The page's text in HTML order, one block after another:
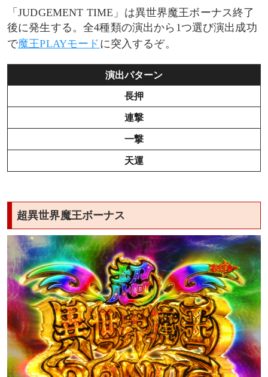
「JUDGEMENT TIME」は異世界魔王ボーナス終了
後に発生する。全4種類の演出から1つ選び演出成功
で魔王PLAYモード に突入するぞ。
演出パターン
長押
連撃
一撃
天運
超異世界魔王ボーナス